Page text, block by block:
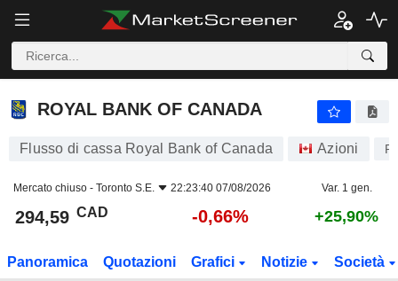
ROYAL BANK OF CANADA
ROYAL BANK OF CANADA
Flusso di cassa Royal Bank of Canada Azioni
Mercato chiuso - Toronto S.E. 22:23:40 07/08/2026 Var. 1 gen.
294,59 CAD -0,66% +25,90%
Panoramica Quotazioni Grafici Notizie Società